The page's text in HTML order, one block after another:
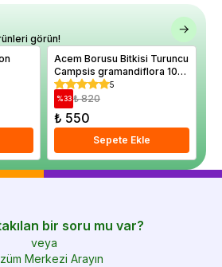
görün!
Acem Borusu Bitkisi Turuncu
Campsis gramandiflora 100
cm Saksıda5
%33 ₺ 820
₺ 550
Sepete Ekle
bir soru mu var?
veya
Merkezi Arayın